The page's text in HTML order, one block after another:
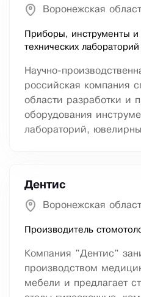
Воронежская
Приборы, инструменты
технических лабораторий
Научно-
российская компания
области разработки и
оборудования
лабораторий,
Дентис
Воронежская
Производитель
Компания "Дентис"
производством
мебели и предлагает